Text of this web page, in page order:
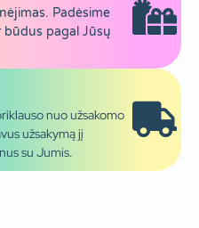
Padėsime
pagal Jūsų
nuo užsakomo
užsakymą jį
su Jumis.